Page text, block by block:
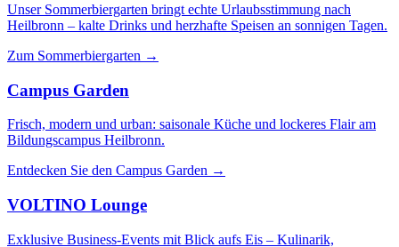
Unser Sommerbiergarten bringt echte Urlaubsstimmung nach
Heilbronn – kalte Drinks und herzhafte Speisen an sonnigen Tagen.
Zum Sommerbiergarten →
Campus Garden
Frisch, modern und urban: saisonale Küche und lockeres Flair am
Bildungscampus Heilbronn.
Entdecken Sie den Campus Garden →
VOLTINO Lounge
Exklusive Business-Events mit Blick aufs Eis – Kulinarik,